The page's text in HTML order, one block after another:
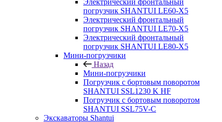
Электрический фронтальный
погрузчик SHANTUI LE60-X5
Электрический фронтальный
погрузчик SHANTUI LE70-X5
Электрический фронтальный
погрузчик SHANTUI LE80-X5
Мини-погрузчики
Назад
Мини-погрузчики
Погрузчик с бортовым поворотом
SHANTUI SSL1230 K HF
Погрузчик с бортовым поворотом
SHANTUI SSL75V-C
Экскаваторы Shantui